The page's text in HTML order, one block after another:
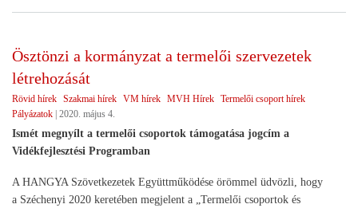
Ösztönzi a kormányzat a termelői szervezetek
létrehozását
Rövid hírek Szakmai hírek VM hírek MVH Hírek Termelői csoport hírek
Pályázatok 2020. május 4.
Ismét megnyílt a termelői csoportok támogatása jogcím a
Vidékfejlesztési Programban
A HANGYA Szövetkezetek Együttműködése örömmel üdvözli, hogy
a Széchenyi 2020 keretében megjelent a „Termelői csoportok és